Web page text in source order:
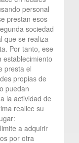
personal
prestan esos
sociedad
que se realiza
Por tanto, ese
establecimiento
presta el
propias de
puedan
la actividad de
realice su
a adquirir
por otra